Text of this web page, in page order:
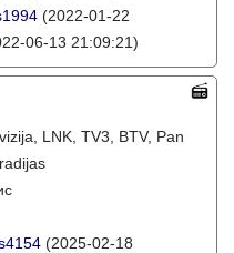
(2022-01-22
06-13 21:09:21)
LNK, TV3, BTV, Pan
(2025-02-18